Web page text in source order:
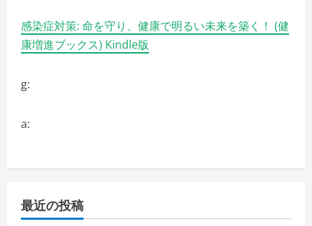
感染症対策: 命を守り、健康で明るい未来を築く！ (健
康増進ブックス) Kindle版
g:
a:
最近の投稿